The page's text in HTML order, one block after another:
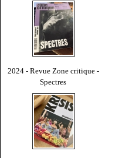
2024 - Revue Zone critique -
Spectres